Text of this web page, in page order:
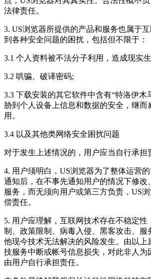
法律责任。
3. US浏览器所提供的产品和服务也属于
到各种安全问题的困扰，包括但不限于：
3.1 个人资料被不法分子利用，造成现实
3.2 哄骗、破译密码;
3.3 下载安装的其它软件中含有“特洛伊木
胁到个人设备上信息和数据的安全，继而
用。
3.4 以及其他类网络安全困扰问题
对于发生上述情况的，用户应当自行承担
4. 用户须明白，US浏览器为了整体运营
通知后，在不事先通知用户的情况下修改
服务，而无须向用户或第三方负责，US
偿责任。
5. 用户应理解，互联网技术存在不稳定性
制、政策限制、病毒入侵、黑客攻击、服
他现今技术无法解决的风险发生。由以上
技服务中断或帐号信息损失，对此非人为
由用户自行承担责任。